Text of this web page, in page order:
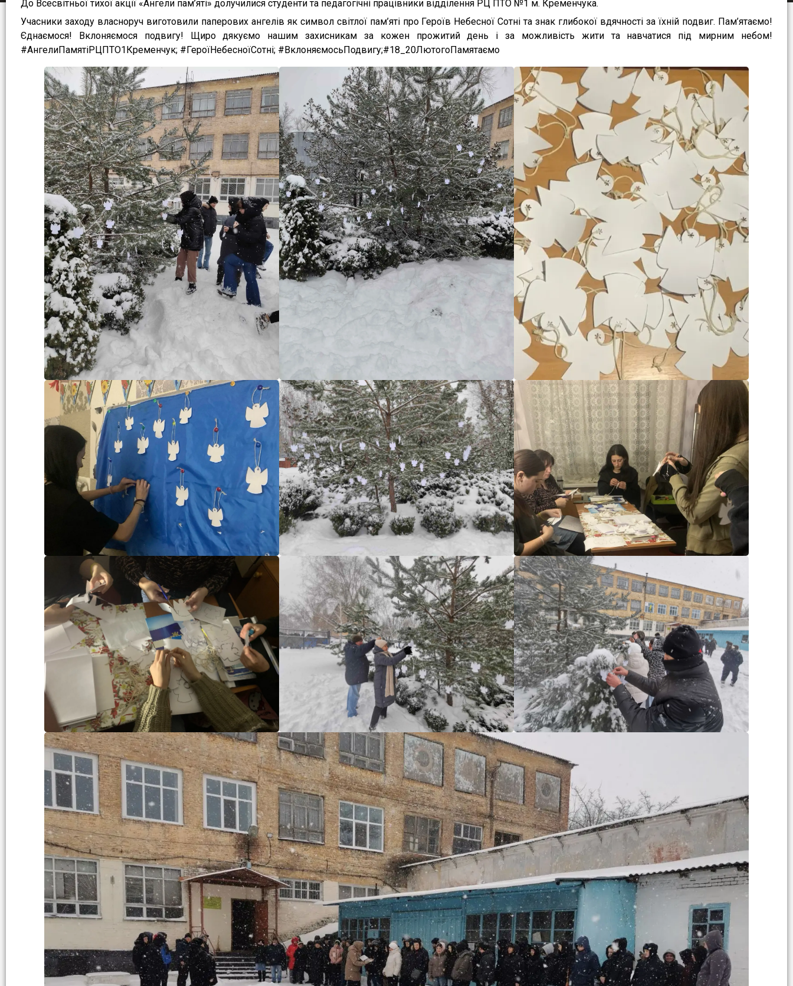
До Всесвітньої тихої акції «Ангели пам’яті» долучилися студенти та педагогічні працівники відділення РЦ ПТО №1 м. Кременчука.
Учасники заходу власноруч виготовили паперових ангелів як символ світлої пам’яті про Героїв Небесної Сотні та знак глибокої вдячності за їхній подвиг. Пам’ятаємо!
Єднаємося! Вклоняємося подвигу! Щиро дякуємо нашим захисникам за кожен прожитий день і за можливість жити та навчатися під мирним небом!
#АнгелиПамятіРЦПТО1Кременчук; #ГероїНебесноїСотні; #ВклоняємосьПодвигу;#18_20ЛютогоПамятаємо